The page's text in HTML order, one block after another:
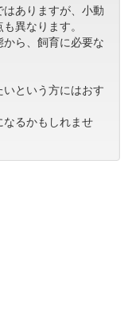
ありますが、小動
異なります。
ら、飼育に必要な
という方にはおす
るかもしれませ